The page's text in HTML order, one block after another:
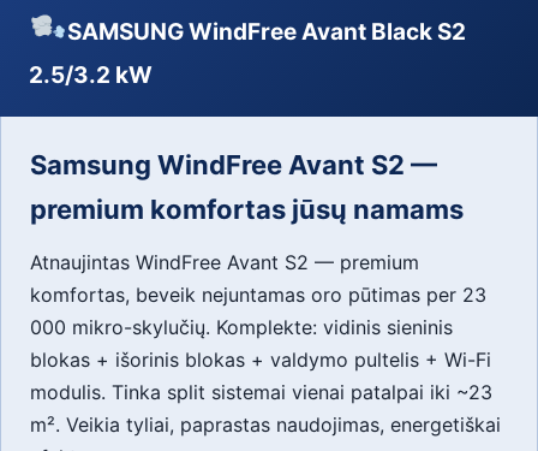
SAMSUNG WindFree Avant Black S2
2.5/3.2 kW
Samsung WindFree Avant S2 —
premium komfortas jūsų namams
Atnaujintas WindFree Avant S2 — premium
komfortas, beveik nejuntamas oro pūtimas per 23
000 mikro-skylučių. Komplekte: vidinis sieninis
blokas + išorinis blokas + valdymo pultelis + Wi-Fi
modulis. Tinka split sistemai vienai patalpai iki ~23
m². Veikia tyliai, paprastas naudojimas, energetiškai